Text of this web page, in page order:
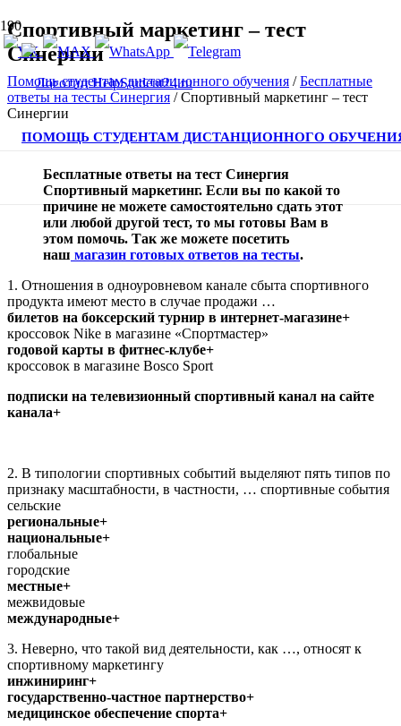
ПОМОЩЬ СТУДЕНТАМ ДИСТАНЦИОННОГО
Спортивный маркетинг – тест
Синергии
Помощь студентам дистанционного обучения /Бесплатные
ответы на тесты Синергия /Спортивный маркетинг – тест
Синергии
Бесплатные ответы на тест Синергия
Спортивный маркетинг. Если вы по какой то
причине не можете самостоятельно сдать этот
или любой другой тест, то мы готовы Вам в
этом помочь. Так же можете посетить
наш магазин готовых ответов на тесты.
1. Отношения в одноуровневом канале сбыта спортивного
продукта имеют место в случае продажи …
билетов на боксерский турнир в интернет-магазине+
кроссовок Nike в магазине «Спортмастер»
годовой карты в фитнес-клубе+
кроссовок в магазине Bosco Sport
подписки на телевизионный спортивный канал на сайте
канала+
2. В типологии спортивных событий выделяют пять типов по
признаку масштабности, в частности, … спортивные события
сельские
региональные+
национальные+
глобальные
городские
местные+
межвидовые
международные+
3. Неверно, что такой вид деятельности, как …, относят к
спортивному маркетингу
инжиниринг+
государственно-частное партнерство+
медицинское обеспечение спорта+